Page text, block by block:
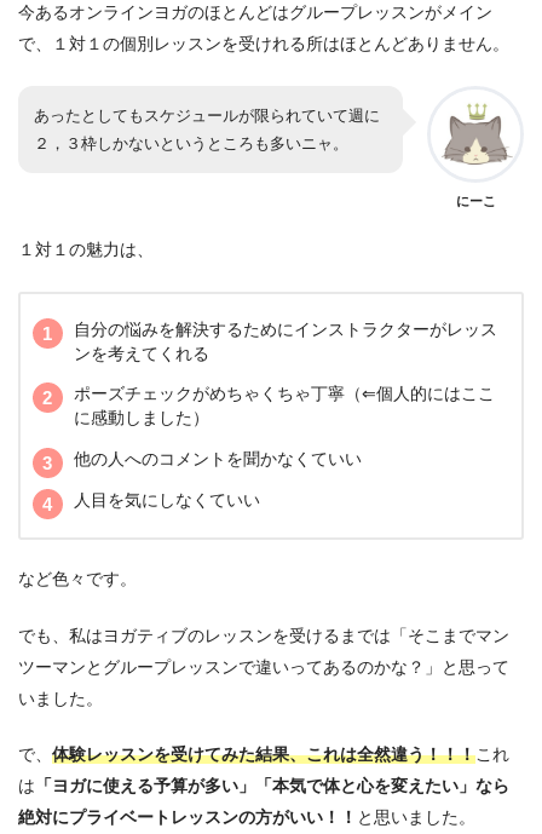
今あるオンラインヨガのほとんどはグループレッスンがメイン
で、１対１の個別レッスンを受けれる所はほとんどありません。
あったとしてもスケジュールが限られていて週に
２，３枠しかないというところも多いニャ。
にーこ
１対１の魅力は、
自分の悩みを解決するためにインストラクターがレッス
ンを考えてくれる
ポーズチェックがめちゃくちゃ丁寧（⇐個人的にはここ
に感動しました）
他の人へのコメントを聞かなくていい
人目を気にしなくていい
など色々です。
でも、私はヨガティブのレッスンを受けるまでは「そこまでマン
ツーマンとグループレッスンで違いってあるのかな？」と思って
いました。
で、 体験レッスンを受けてみた結果、これは全然違う！！！これ
は 「ヨガに使える予算が多い」「本気で体と心を変えたい」なら
絶対にプライベートレッスンの方がいい！！ と思いました。